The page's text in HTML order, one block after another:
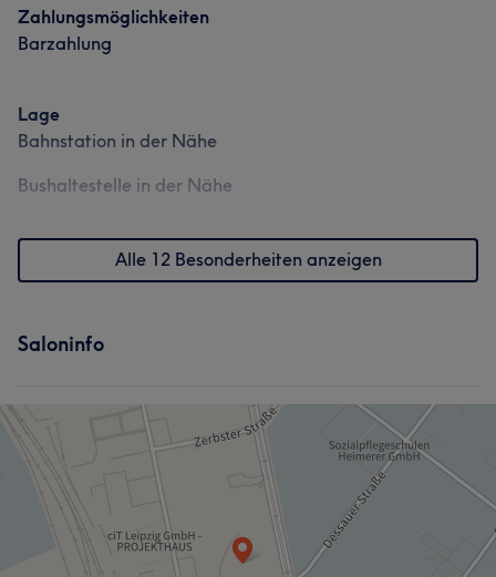
Zahlungsmöglichkeiten
Barzahlung
Lage
Bahnstation in der Nähe
Bushaltestelle in der Nähe
Alle 12 Besonderheiten anzeigen
Saloninfo